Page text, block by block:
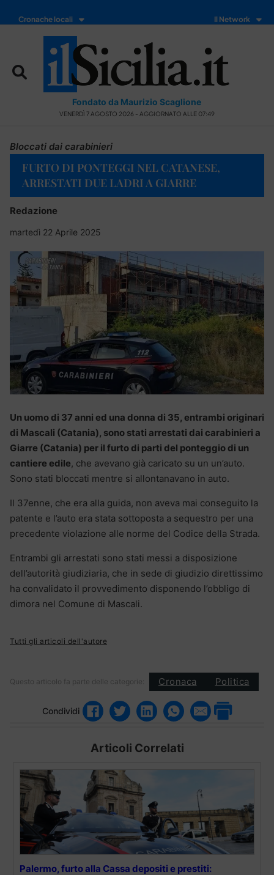
Cronache locali Il Network
Fondato da Maurizio Scaglione
VENERDÌ 7 AGOSTO 2026 - AGGIORNATO ALLE 07:49
Bloccati dai carabinieri
FURTO DI PONTEGGI NEL CATANESE,
ARRESTATI DUE LADRI A GIARRE
Redazione
martedì 22 Aprile 2025
Un uomo di 37 anni ed una donna di 35, entrambi originari
di Mascali (Catania), sono stati arrestati dai carabinieri a
Giarre (Catania) per il furto di parti del ponteggio di un
cantiere edile, che avevano già caricato su un un’auto.
Sono stati bloccati mentre si allontanavano in auto.
Il 37enne, che era alla guida, non aveva mai conseguito la
patente e l’auto era stata sottoposta a sequestro per una
precedente violazione alle norme del Codice della Strada.
Entrambi gli arrestati sono stati messi a disposizione
dell’autorità giudiziaria, che in sede di giudizio direttissimo
ha convalidato il provvedimento disponendo l’obbligo di
dimora nel Comune di Mascali.
Tutti gli articoli dell'autore
Questo articolo fa parte delle categorie: Cronaca Politica
Condividi
Articoli Correlati
Palermo, furto alla Cassa depositi e prestiti: